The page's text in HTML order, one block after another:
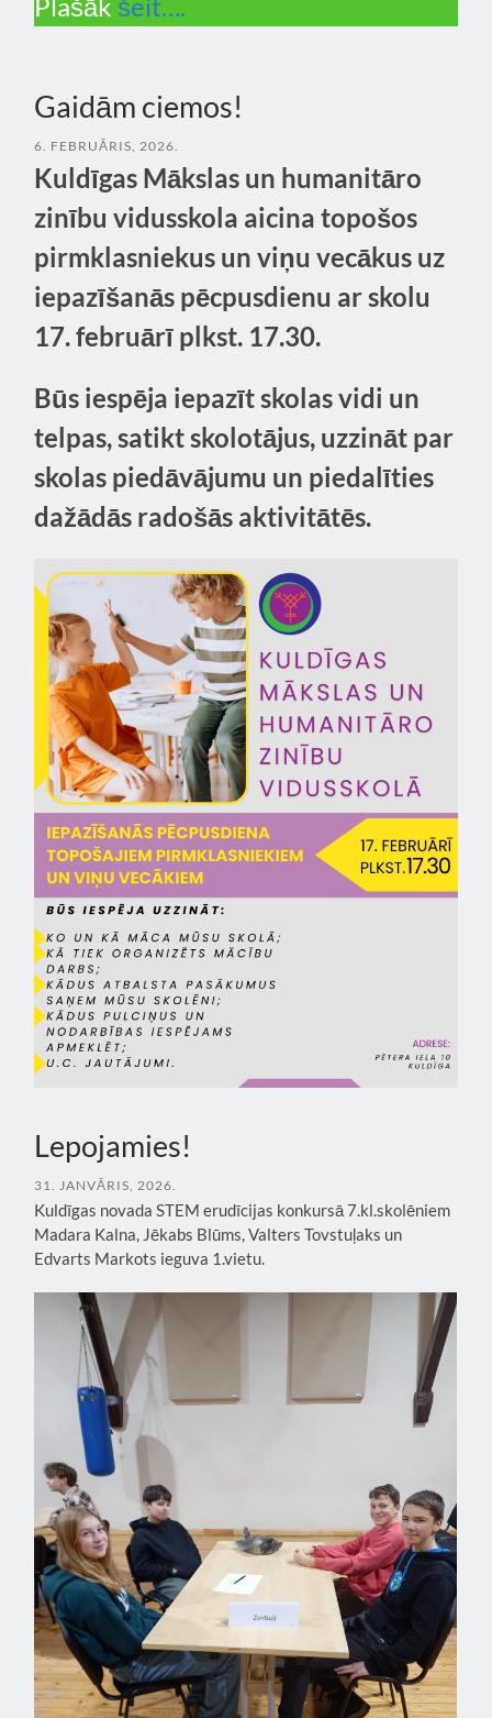
Gaidām ciemos!
6. FEBRUĀRIS, 2026.
Kuldīgas Mākslas un humanitāro
zinību vidusskola aicina topošos
pirmklasniekus un viņu vecākus uz
iepazīšanās pēcpusdienu ar skolu
17. februārī plkst. 17.30.
Būs iespēja iepazīt skolas vidi un
telpas, satikt skolotājus, uzzināt par
skolas piedāvājumu un piedalīties
dažādās radošās aktivitātēs.
Lepojamies!
31. JANVĀRIS, 2026.
Kuldīgas novada STEM erudīcijas konkursā 7.kl.skolēniem
Madara Kalna, Jēkabs Blūms, Valters Tovstuļaks un
Edvarts Markots ieguva 1.vietu.